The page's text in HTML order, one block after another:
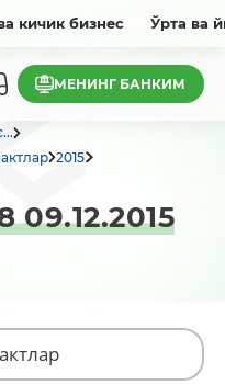
кичик бизнес Ўрта ва
МЕНИНГ БАНКИМ
2015